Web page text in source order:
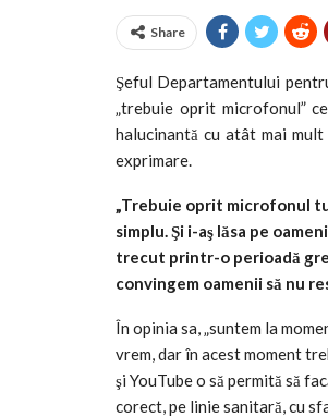
Share
Şeful Departamentului
„trebuie oprit microfonul”
halucinantă cu atât mai
exprimare.
„Trebuie oprit microfonul
simplu. Şi i-aş lăsa pe
trecut printr-o perioadă
convingem oamenii să nu
În opinia sa, „suntem la
vrem, dar în acest moment
şi YouTube o să permită să
corect, pe linie sanitară, cu